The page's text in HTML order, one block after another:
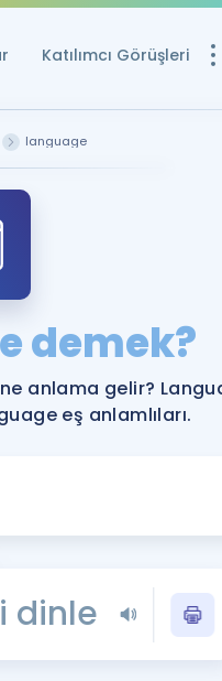
Katılımcı Görüşleri
YDS ve YÖKDİL
YDS ve YÖKDİL'e
Tüm ÖSYM
YDS - YÖKDİL
İngilizce
language
demek?
anlama gelir?
eş anlamlıları.
dinle